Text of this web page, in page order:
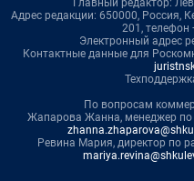
Главный редактор:
Адрес редакции: 650000, Россия,
201, телефон
Электронный адрес
Контактные данные для
По вопросам
Жапарова Жанна, менеджер по
Ревина Мария, директор по